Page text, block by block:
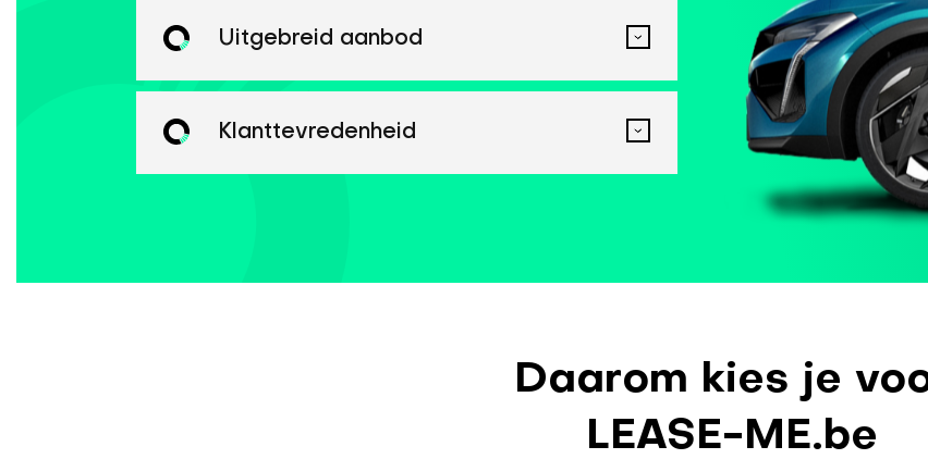
Uitgebreid aanbod
Klanttevredenheid
Daarom kies je
LEASE-ME.be